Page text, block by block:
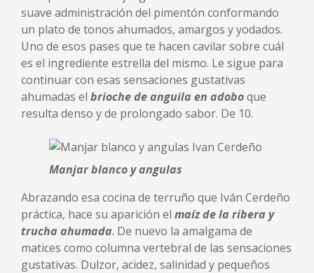
suave administración del pimentón conformando
un plato de tonos ahumados, amargos y yodados.
Uno de esos pases que te hacen cavilar sobre cuál
es el ingrediente estrella del mismo. Le sigue para
continuar con esas sensaciones gustativas
ahumadas el brioche de anguila en adoboque
resulta denso y de prolongado sabor. De 10.
Manjar blanco y angulas
Abrazando esa cocina de terruño que Iván Cerdeño
práctica, hace su aparición el maíz de la ribera y
trucha ahumada. De nuevo la amalgama de
matices como columna vertebral de las sensaciones
gustativas. Dulzor, acidez, salinidad y pequeños